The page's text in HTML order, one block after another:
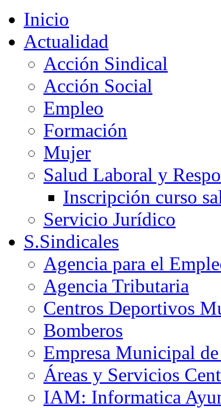
Inicio
Actualidad
Acción Sindical
Acción Social
Empleo
Formación
Mujer
Salud Laboral y
Inscripción curso
Servicio Jurídico
S.Sindicales
Agencia para el
Agencia Tributaria
Centros Deportivos
Bomberos
Empresa Municipal
Áreas y Servicios
IAM: Informatica